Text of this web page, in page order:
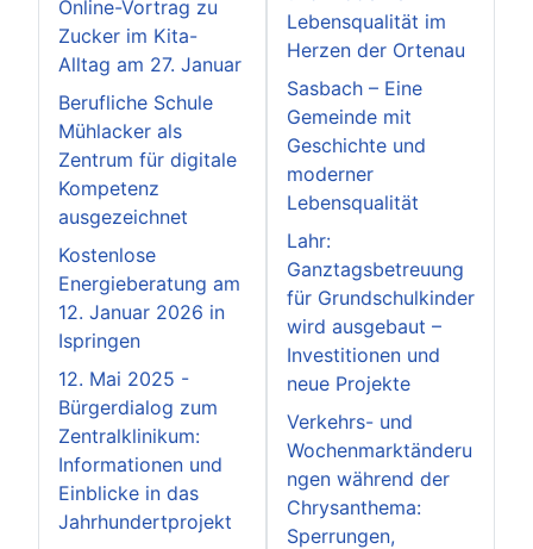
Online-Vortrag zu
Zucker im Kita-
Alltag am 27. Januar
Berufliche Schule
Mühlacker als
Zentrum für digitale
Kompetenz
ausgezeichnet
Kostenlose
Energieberatung am
12. Januar 2026 in
Ispringen
12. Mai 2025 -
Bürgerdialog zum
Zentralklinikum:
Informationen und
Einblicke in das
Jahrhundertprojekt
Lebensqualität im
Herzen der Ortenau
Sasbach – Eine
Gemeinde mit
Geschichte und
moderner
Lebensqualität
Lahr:
Ganztagsbetreuung
für Grundschulkinder
wird ausgebaut –
Investitionen und
neue Projekte
Verkehrs- und
Wochenmarktänderu
ngen während der
Chrysanthema:
Sperrungen,